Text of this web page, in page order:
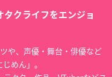
クライフをエンジョ
や、声優・舞台・俳優など
めん」。